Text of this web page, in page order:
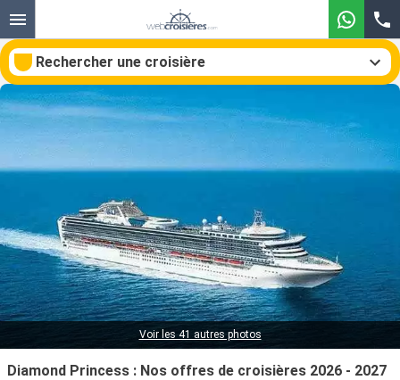
Rechercher une croisière
Mois de départ
Ports Compagnies
Rechercher
Diamond Princess : Nos offres de croisières 2026 - 2027
Voir les 41 autres photos